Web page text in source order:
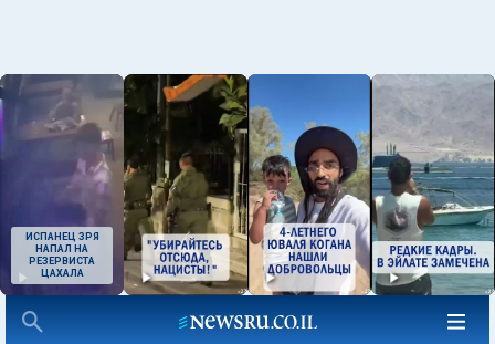
ИСПАНЕЦ ЗРЯ
НАПАЛ НА
РЕЗЕРВИСТА
ЦАХАЛА